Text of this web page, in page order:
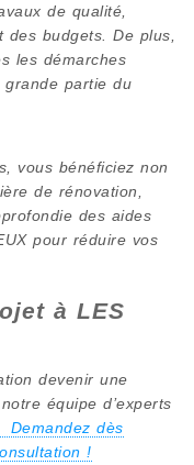
de qualité,
budgets. De plus,
les démarches
grande partie du
vous bénéficiez non
de rénovation,
des aides
pour réduire vos
à LES
devenir une
équipe d’experts
Demandez dès
!